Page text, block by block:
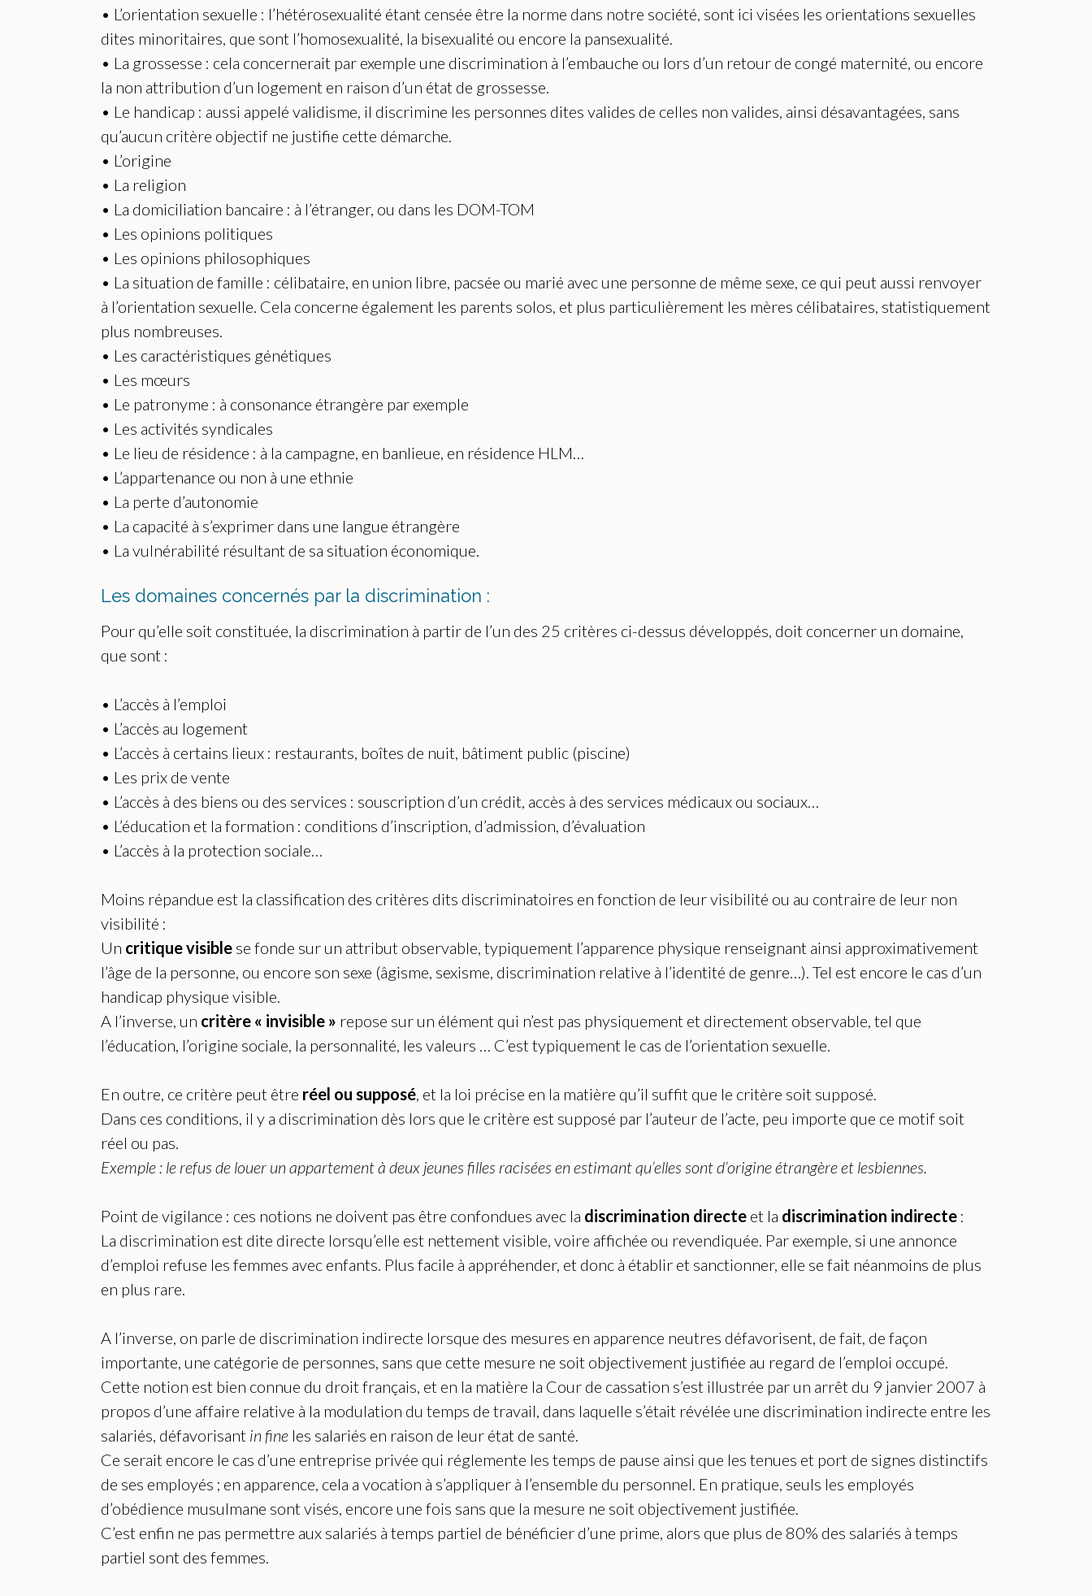
• L’orientation sexuelle : l’hétérosexualité étant censée être la norme dans notre société, sont ici visées les orientations sexuelles
dites minoritaires, que sont l’homosexualité, la bisexualité ou encore la pansexualité.
• La grossesse : cela concernerait par exemple une discrimination à l’embauche ou lors d’un retour de congé maternité, ou encore
la non attribution d’un logement en raison d’un état de grossesse.
• Le handicap : aussi appelé validisme, il discrimine les personnes dites valides de celles non valides, ainsi désavantagées, sans
qu’aucun critère objectif ne justifie cette démarche.
• L’origine
• La religion
• La domiciliation bancaire : à l’étranger, ou dans les DOM-TOM
• Les opinions politiques
• Les opinions philosophiques
• La situation de famille : célibataire, en union libre, pacsée ou marié avec une personne de même sexe, ce qui peut aussi renvoyer
à l’orientation sexuelle. Cela concerne également les parents solos, et plus particulièrement les mères célibataires, statistiquement
plus nombreuses.
• Les caractéristiques génétiques
• Les mœurs
• Le patronyme : à consonance étrangère par exemple
• Les activités syndicales
• Le lieu de résidence : à la campagne, en banlieue, en résidence HLM…
• L’appartenance ou non à une ethnie
• La perte d’autonomie
• La capacité à s’exprimer dans une langue étrangère
• La vulnérabilité résultant de sa situation économique.
Les domaines concernés par la discrimination :
Pour qu’elle soit constituée, la discrimination à partir de l’un des 25 critères ci-dessus développés, doit concerner un domaine,
que sont :
• L’accès à l’emploi
• L’accès au logement
• L’accès à certains lieux : restaurants, boîtes de nuit, bâtiment public (piscine)
• Les prix de vente
• L’accès à des biens ou des services : souscription d’un crédit, accès à des services médicaux ou sociaux…
• L’éducation et la formation : conditions d’inscription, d’admission, d’évaluation
• L’accès à la protection sociale…
Moins répandue est la classification des critères dits discriminatoires en fonction de leur visibilité ou au contraire de leur non
visibilité :
Un critique visible se fonde sur un attribut observable, typiquement l’apparence physique renseignant ainsi approximativement
l’âge de la personne, ou encore son sexe (âgisme, sexisme, discrimination relative à l’identité de genre…). Tel est encore le cas d’un
handicap physique visible.
A l’inverse, un critère « invisible » repose sur un élément qui n’est pas physiquement et directement observable, tel que
l’éducation, l’origine sociale, la personnalité, les valeurs … C’est typiquement le cas de l’orientation sexuelle.
En outre, ce critère peut être réel ou supposé, et la loi précise en la matière qu’il suffit que le critère soit supposé.
Dans ces conditions, il y a discrimination dès lors que le critère est supposé par l’auteur de l’acte, peu importe que ce motif soit
réel ou pas.
Exemple : le refus de louer un appartement à deux jeunes filles racisées en estimant qu’elles sont d’origine étrangère et lesbiennes.
Point de vigilance : ces notions ne doivent pas être confondues avec la discrimination directe et la discrimination indirecte :
La discrimination est dite directe lorsqu’elle est nettement visible, voire affichée ou revendiquée. Par exemple, si une annonce
d’emploi refuse les femmes avec enfants. Plus facile à appréhender, et donc à établir et sanctionner, elle se fait néanmoins de plus
en plus rare.
A l’inverse, on parle de discrimination indirecte lorsque des mesures en apparence neutres défavorisent, de fait, de façon
importante, une catégorie de personnes, sans que cette mesure ne soit objectivement justifiée au regard de l’emploi occupé.
Cette notion est bien connue du droit français, et en la matière la Cour de cassation s’est illustrée par un arrêt du 9 janvier 2007 à
propos d’une affaire relative à la modulation du temps de travail, dans laquelle s’était révélée une discrimination indirecte entre les
salariés, défavorisant in fine les salariés en raison de leur état de santé.
Ce serait encore le cas d’une entreprise privée qui réglemente les temps de pause ainsi que les tenues et port de signes distinctifs
de ses employés ; en apparence, cela a vocation à s’appliquer à l’ensemble du personnel. En pratique, seuls les employés
d’obédience musulmane sont visés, encore une fois sans que la mesure ne soit objectivement justifiée.
C’est enfin ne pas permettre aux salariés à temps partiel de bénéficier d’une prime, alors que plus de 80% des salariés à temps
partiel sont des femmes.